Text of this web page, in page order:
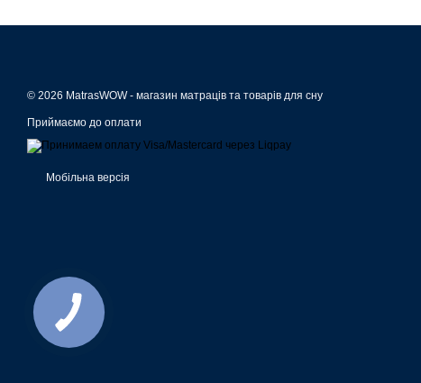
© 2026 MatrasWOW - магазин матраців та товарів для сну
Приймаємо до оплати
Мобільна версія